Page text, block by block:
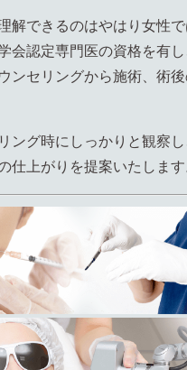
解できるのはやはり女性で
会認定専門医の資格を有
ンセリングから施術、術
ング時にしっかりと観察
仕上がりを提案いたします